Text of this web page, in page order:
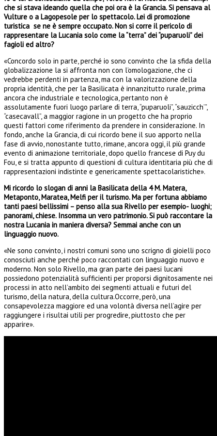
che si stava ideando quella che poi ora è la Grancia. Si pensava al
Vulture o a Lagopesole per lo spettacolo. Lei di promozione
turistica se ne è sempre occupato. Non si corre il pericolo di
rappresentare la Lucania solo come la “terra” dei “puparuoli” dei
fagioli ed altro?
«Concordo solo in parte, perché io sono convinto che la sfida della
globalizzazione la si affronta non con l’omologazione, che ci
vedrebbe perdenti in partenza, ma con la valorizzazione della
propria identità, che per la Basilicata è innanzitutto rurale, prima
ancora che industriale e tecnologica, pertanto non è
assolutamente fuori luogo parlare di terra, “puparuoli”, “sauzicch’”,
“casecavall”, a maggior ragione in un progetto che ha proprio
questi fattori come riferimento da prendere in considerazione. In
fondo, anche la Grancia, di cui ricordo bene il suo apporto nella
fase di avvio, nonostante tutto, rimane, ancora oggi, il più grande
evento di animazione territoriale, dopo quello francese di Puy du
Fou, e si tratta appunto di questioni di cultura identitaria più che di
rappresentazioni indistinte e genericamente spettacolaristiche».
Mi ricordo lo slogan di anni la Basilicata della 4 M. Matera,
Metaponto, Maratea, Melfi per il turismo. Ma per fortuna abbiamo
tanti paesi bellissimi – penso alla sua Rivello per esempio- luoghi;
panorami, chiese. Insomma un vero patrimonio. Si può raccontare la
nostra Lucania in maniera diversa? Semmai anche con un
linguaggio nuovo.
«Ne sono convinto, i nostri comuni sono uno scrigno di gioielli poco
conosciuti anche perché poco raccontati con linguaggio nuovo e
moderno. Non solo Rivello, ma gran parte dei paesi lucani
possiedono potenzialità sufficienti per proporsi dignitosamente nei
processi in atto nell’ambito dei segmenti attuali e futuri del
turismo, della natura, della cultura.Occorre, però, una
consapevolezza maggiore ed una volontà diversa nell’agire per
raggiungere i risultai utili per progredire, piuttosto che per
apparire».